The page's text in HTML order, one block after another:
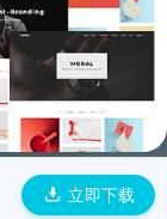
立即下载